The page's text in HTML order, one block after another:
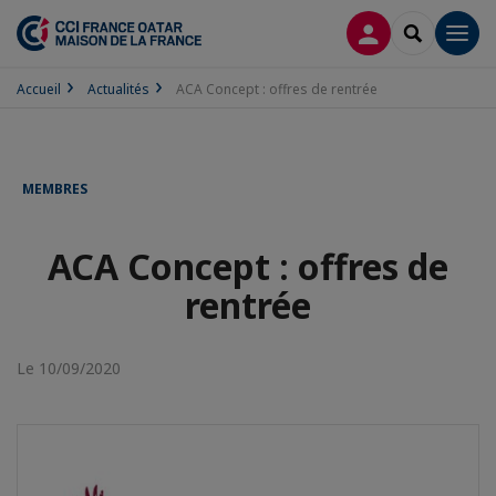
CONNEXION
Accueil Actualités ACA Concept : offres de rentrée
MEMBRES
ACA Concept : offres de
rentrée
Le 10/09/2020